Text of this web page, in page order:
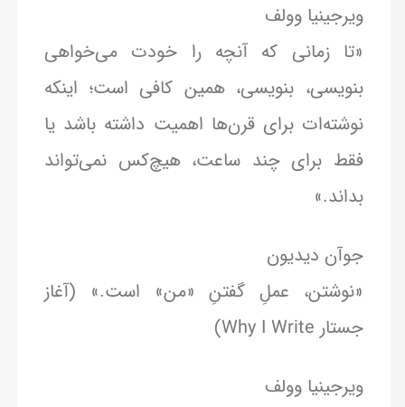
ویرجینیا وولف
«تا زمانی که آنچه را خودت می‌خواهی
بنویسی، بنویسی، همین کافی است؛ اینکه
نوشته‌ات برای قرن‌ها اهمیت داشته باشد یا
فقط برای چند ساعت، هیچ‌کس نمی‌تواند
بداند.»
جوآن دیدیون
«نوشتن، عملِ گفتنِ «من» است.» (آغاز
جستار Why I Write)
ویرجینیا وولف